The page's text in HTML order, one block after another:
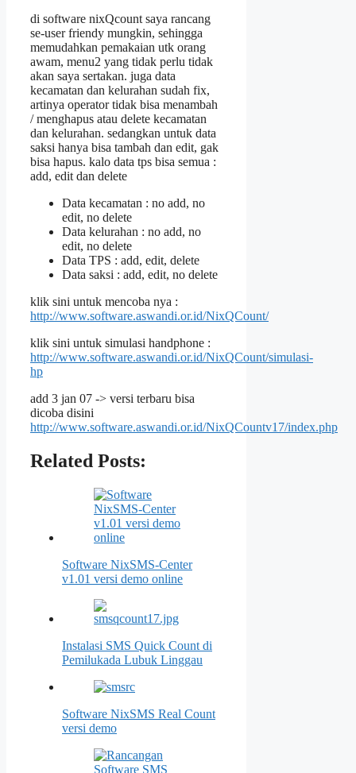
di software nixQcount saya rancang
se-user friendy mungkin, sehingga
memudahkan pemakaian utk orang
awam, menu2 yang tidak perlu tidak
akan saya sertakan. juga data
kecamatan dan kelurahan sudah fix,
artinya operator tidak bisa menambah
/ menghapus atau delete kecamatan
dan kelurahan. sedangkan untuk data
saksi hanya bisa tambah dan edit, gak
bisa hapus. kalo data tps bisa semua :
add, edit dan delete
Data kecamatan : no add, no
edit, no delete
Data kelurahan : no add, no
edit, no delete
Data TPS : add, edit, delete
Data saksi : add, edit, no delete
klik sini untuk mencoba nya :
http://www.software.aswandi.or.id/NixQCount/
klik sini untuk simulasi handphone :
http://www.software.aswandi.or.id/NixQCount/simulasi-
hp
add 3 jan 07 -> versi terbaru bisa
dicoba disini
http://www.software.aswandi.or.id/NixQCountv17/index.php
Related Posts:
Software NixSMS-Center
v1.01 versi demo online
Instalasi SMS Quick Count di
Pemilukada Lubuk Linggau
Software NixSMS Real Count
versi demo